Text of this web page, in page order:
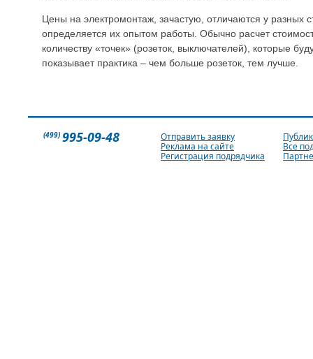
Цены на электромонтаж, зачастую, отличаются у разных
определяется их опытом работы. Обычно расчет
количеству «точек» (розеток, выключателей), которые
показывает практика – чем больше розеток, тем лучше.
(499) 995-09-48
Отправить заявку
Реклама на сайте
Регистрация подрядчика
Все